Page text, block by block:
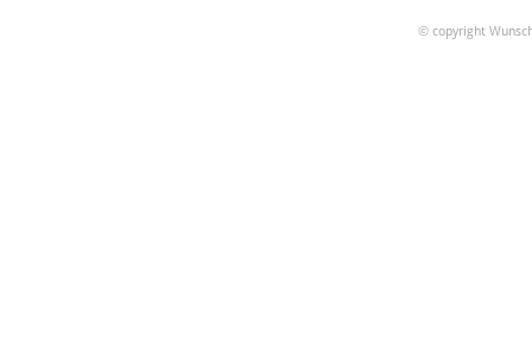
© copyright